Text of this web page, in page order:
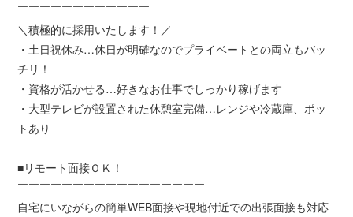
￣￣￣￣￣￣￣￣￣￣￣￣
＼積極的に採用いたします！／
・土日祝休み…休日が明確なのでプライベートとの両立もバッ
チリ！
・資格が活かせる…好きなお仕事でしっかり稼げます
・大型テレビが設置された休憩室完備…レンジや冷蔵庫、ポッ
トあり
■リモート面接ＯＫ！
￣￣￣￣￣￣￣￣￣￣￣￣￣￣￣￣￣
自宅にいながらの簡単WEB面接や現地付近での出張面接も対応